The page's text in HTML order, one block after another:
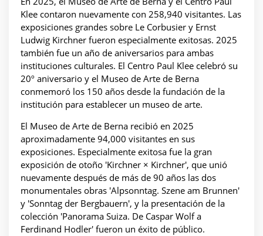
Klee contaron nuevamente con 258,940 visitantes. Las
exposiciones grandes sobre Le Corbusier y Ernst
Ludwig Kirchner fueron especialmente exitosas. 2025
también fue un año de aniversarios para ambas
instituciones culturales. El Centro Paul Klee celebró su
20º aniversario y el Museo de Arte de Berna
conmemoró los 150 años desde la fundación de la
institución para establecer un museo de arte.
El Museo de Arte de Berna recibió en 2025
aproximadamente 94,000 visitantes en sus
exposiciones. Especialmente exitosa fue la gran
exposición de otoño 'Kirchner × Kirchner', que unió
nuevamente después de más de 90 años las dos
monumentales obras 'Alpsonntag. Szene am Brunnen'
y 'Sonntag der Bergbauern', y la presentación de la
colección 'Panorama Suiza. De Caspar Wolf a
Ferdinand Hodler' fueron un éxito de público.